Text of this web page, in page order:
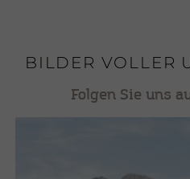
BILDER VOLLER
Folgen Sie uns